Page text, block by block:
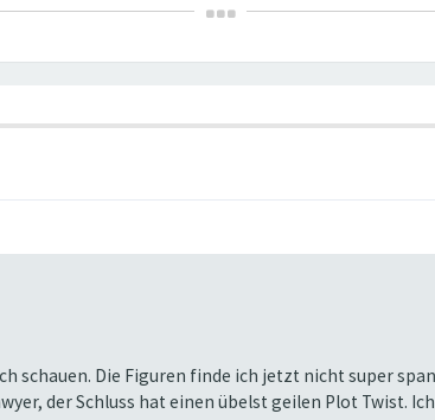
schauen. Die Figuren finde ich jetzt nicht super
der Schluss hat einen übelst geilen Plot Twist.